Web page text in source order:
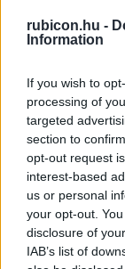
rubicon.hu -
Information
If you wish to
processing of
targeted
section to
opt-out request
interest-based
us or personal
your opt-out.
disclosure of
IAB’s list of
Több